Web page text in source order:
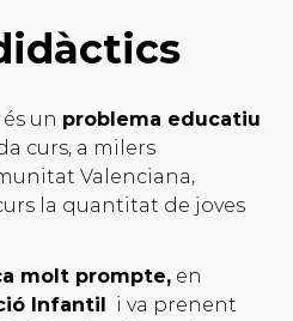
un problema educatiu
curs, a milers
Valenciana,
la quantitat de joves
molt prompte,en
Infantil i va prenent